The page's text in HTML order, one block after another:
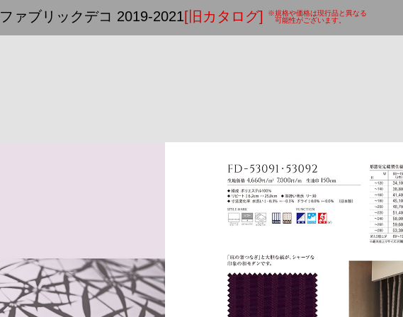
ファブリックデコ 2019-2021[旧カタログ]
※規格や価格は現行品と異なる
可能性がございます。